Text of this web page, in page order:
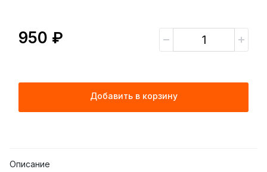
950 ₽
Добавить в корзину
Описание